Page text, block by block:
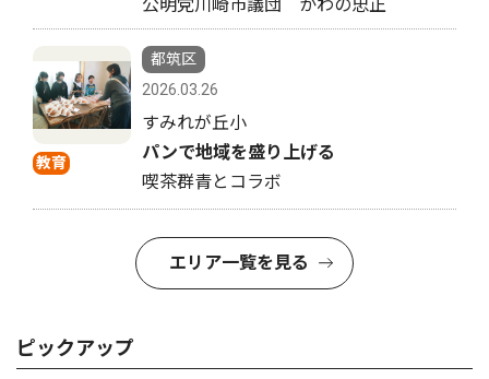
公明党川崎市議団 かわの忠正
教育
都筑区
2026.03.26
すみれが丘小
パンで地域を盛り上げる
喫茶群青とコラボ
エリア一覧を見る
ピックアップ